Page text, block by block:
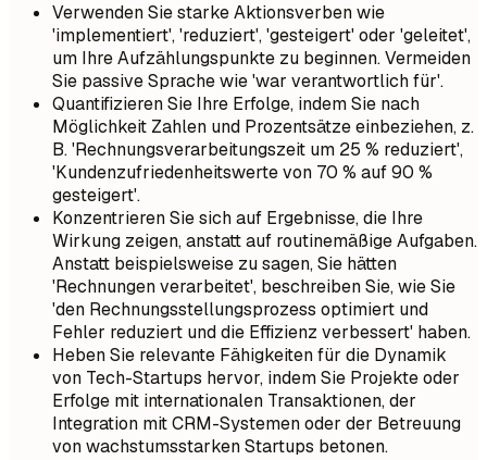
Verwenden Sie starke Aktionsverben wie
'implementiert', 'reduziert', 'gesteigert' oder 'geleitet',
um Ihre Aufzählungspunkte zu beginnen. Vermeiden
Sie passive Sprache wie 'war verantwortlich für'.
Quantifizieren Sie Ihre Erfolge, indem Sie nach
Möglichkeit Zahlen und Prozentsätze einbeziehen, z.
B. 'Rechnungsverarbeitungszeit um 25 % reduziert',
'Kundenzufriedenheitswerte von 70 % auf 90 %
gesteigert'.
Konzentrieren Sie sich auf Ergebnisse, die Ihre
Wirkung zeigen, anstatt auf routinemäßige Aufgaben.
Anstatt beispielsweise zu sagen, Sie hätten
'Rechnungen verarbeitet', beschreiben Sie, wie Sie
'den Rechnungsstellungsprozess optimiert und
Fehler reduziert und die Effizienz verbessert' haben.
Heben Sie relevante Fähigkeiten für die Dynamik
von Tech-Startups hervor, indem Sie Projekte oder
Erfolge mit internationalen Transaktionen, der
Integration mit CRM-Systemen oder der Betreuung
von wachstumsstarken Startups betonen.